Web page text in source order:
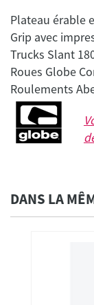
Plateau érable
Grip avec
Trucks Slant
Roues Globe
DANS LA